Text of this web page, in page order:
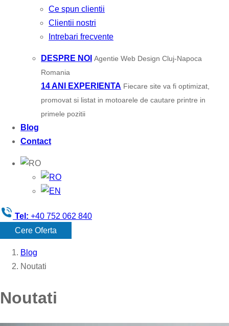
Ce spun clientii
Clientii nostri
Intrebari frecvente
DESPRE NOI Agentie Web Design Cluj-Napoca
Romania
14 ANI EXPERIENTA Fiecare site va fi optimizat,
promovat si listat in motoarele de cautare printre in
primele pozitii
Blog
Contact
Tel: +40 752 062 840
Cere Oferta
Blog
Noutati
Noutati